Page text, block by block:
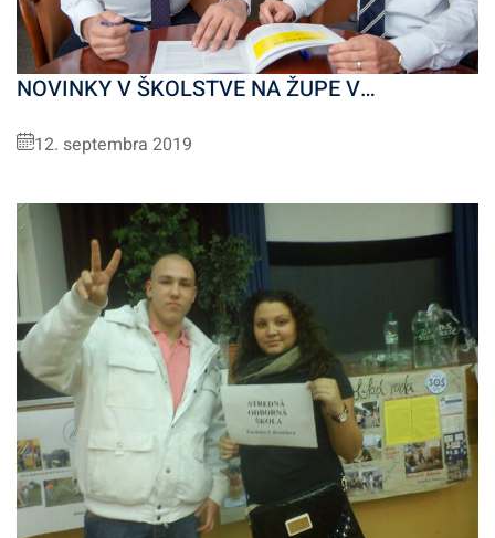
NOVINKY V ŠKOLSTVE NA ŽUPE V…
12. septembra 2019